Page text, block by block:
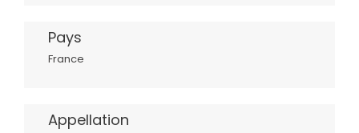
Pays
France
Appellation